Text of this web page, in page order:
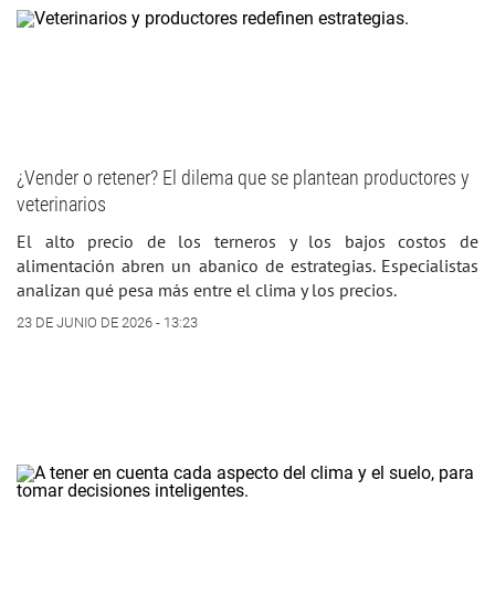
¿Vender o retener? El dilema que se plantean productores y
veterinarios
El alto precio de los terneros y los bajos costos de
alimentación abren un abanico de estrategias. Especialistas
analizan qué pesa más entre el clima y los precios.
23 DE JUNIO DE 2026 - 13:23